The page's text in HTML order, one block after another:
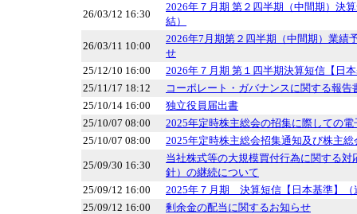
26/03/12 16:30
2026年７月期 第２四半期（中間期）決
結）
26/03/11 10:00
2026年7月期第２四半期（中間期）業績
せ
25/12/10 16:00
2026年７月期 第１四半期決算短信【日
25/11/17 18:12
コーポレート・ガバナンスに関する報告
25/10/14 16:00
独立役員届出書
25/10/07 08:00
2025年定時株主総会の招集に際しての
25/10/07 08:00
2025年定時株主総会招集通知及び株主総
25/09/30 16:30
当社株式等の大規模買付行為に関する対
針）の継続について
25/09/12 16:00
2025年７月期 決算短信【日本基準】（
25/09/12 16:00
剰余金の配当に関するお知らせ